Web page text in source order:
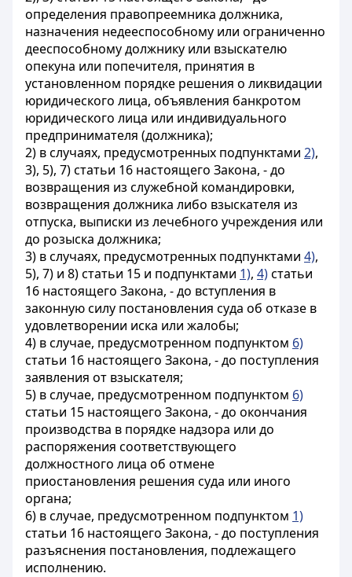
определения правопреемника должника,
назначения недееспособному или ограниченно
дееспособному должнику или взыскателю
опекуна или попечителя, принятия в
установленном порядке решения о ликвидации
юридического лица, объявления банкротом
юридического лица или индивидуального
предпринимателя (должника);
2) в случаях, предусмотренных подпунктами 2),
3), 5), 7) статьи 16 настоящего Закона, - до
возвращения из служебной командировки,
возвращения должника либо взыскателя из
отпуска, выписки из лечебного учреждения или
до розыска должника;
3) в случаях, предусмотренных подпунктами 4),
5), 7) и 8) статьи 15 и подпунктами 1), 4)статьи
16 настоящего Закона, - до вступления в
законную силу постановления суда об отказе в
удовлетворении иска или жалобы;
4) в случае, предусмотренном подпунктом 6)
статьи 16 настоящего Закона, - до поступления
заявления от взыскателя;
5) в случае, предусмотренном подпунктом 6)
статьи 15 настоящего Закона, - до окончания
производства в порядке надзора или до
распоряжения соответствующего
должностного лица об отмене
приостановления решения суда или иного
органа;
6) в случае, предусмотренном подпунктом 1)
статьи 16 настоящего Закона, - до поступления
разъяснения постановления, подлежащего
исполнению.